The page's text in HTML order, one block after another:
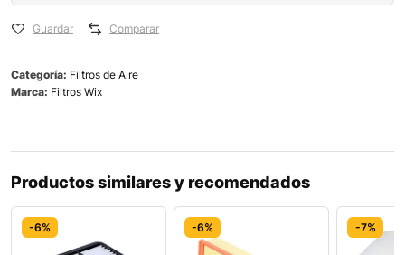
Guardar Comparar
Categoría: Filtros de Aire
Marca: Filtros Wix
Productos similares y recomendados
-6% -6% -7%